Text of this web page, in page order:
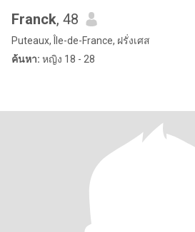
Franck, 48
Puteaux, Île-de-France, ฝรั่งเศส
ค้นหา: หญิง 18 - 28